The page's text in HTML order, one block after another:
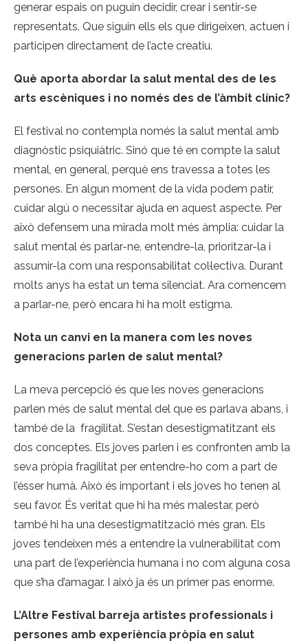
generar espais on puguin decidir, crear i sentir-se
representats. Que siguin ells els que dirigeixen, actuen i
participen directament de l’acte creatiu.
Què aporta abordar la salut mental des de les
arts escèniques i no només des de l’àmbit clínic?
El festival no contempla només la salut mental amb
diagnòstic psiquiàtric. Sinó que té en compte la salut
mental, en general, perquè ens travessa a totes les
persones. En algun moment de la vida podem patir,
cuidar algú o necessitar ajuda en aquest aspecte. Per
això defensem una mirada molt més àmplia: cuidar la
salut mental és parlar-ne, entendre-la, prioritzar-la i
assumir-la com una responsabilitat col·lectiva. Durant
molts anys ha estat un tema silenciat. Ara comencem
a parlar-ne, però encara hi ha molt estigma.
Nota un canvi en la manera com les noves
generacions parlen de salut mental?
La meva percepció és que les noves generacions
parlen més de salut mental del que es parlava abans, i
també de la fragilitat. S’estan desestigmatitzant els
dos conceptes. Els joves parlen i es confronten amb la
seva pròpia fragilitat per entendre-ho com a part de
l’ésser humà. Això és important i els joves ho tenen al
seu favor. És veritat que hi ha més malestar, però
també hi ha una desestigmatització més gran. Els
joves tendeixen més a entendre la vulnerabilitat com
una part de l’experiència humana i no com alguna cosa
que s’ha d’amagar. I això ja és un primer pas enorme.
L’Altre Festival barreja artistes professionals i
persones amb experiència pròpia en salut